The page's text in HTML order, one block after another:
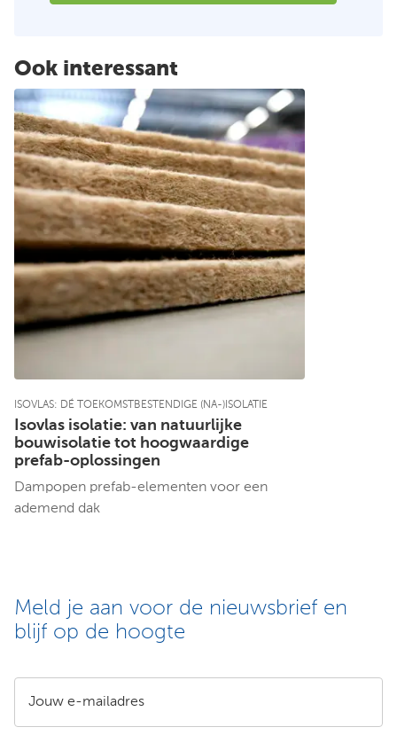
Ook interessant
ISOVLAS: DÉ TOEKOMSTBESTENDIGE (NA-)ISOLATIE
Isovlas isolatie: van natuurlijke
bouwisolatie tot hoogwaardige
prefab-oplossingen
Dampopen prefab-elementen voor een
ademend dak
Meld je aan voor de nieuwsbrief en
blijf op de hoogte
Jouw e-mailadres